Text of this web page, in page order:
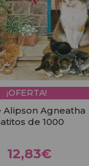
¡OFERTA!
Alipson Agneatha
de 1000
12,83€